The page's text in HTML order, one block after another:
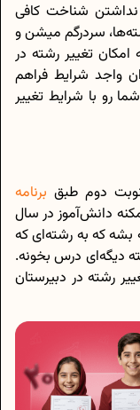
شناخت کافی
سردرگم میشن و
تغییر رشته در
واجد شرایط فراهم
رو با شرایط تغییر
نوبت دوم طبق برنامه
دانش‌آموز در سال
که به رشته‌ای که
دیگه‌ای درس بخونه.
رشته در دبیرستان